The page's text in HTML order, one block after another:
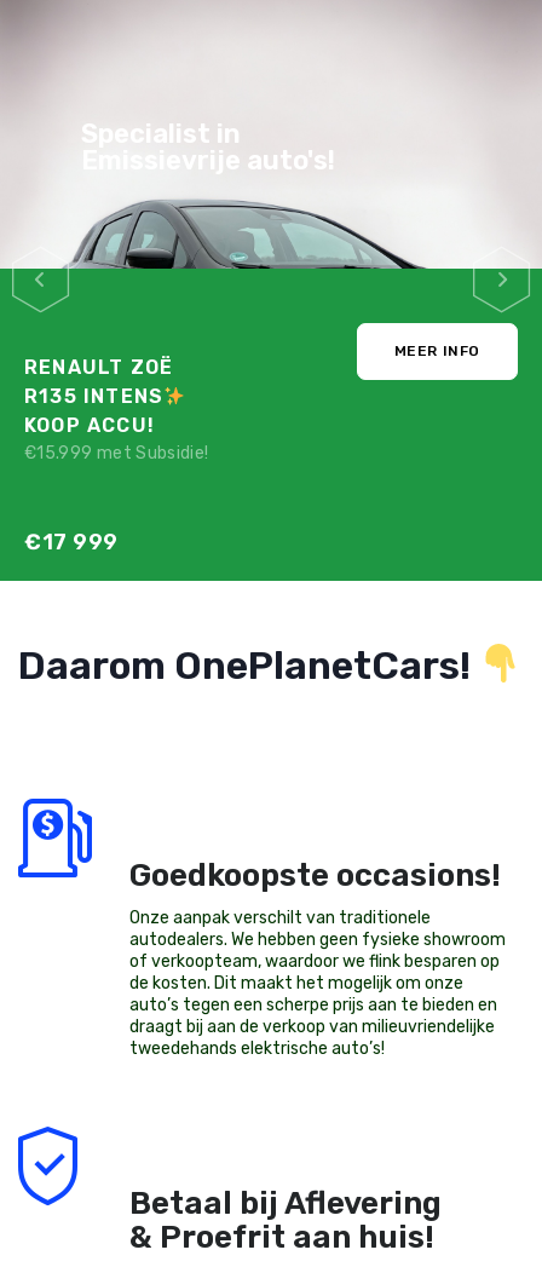
Specialist in
Emissievrije auto's!
RENAULT ZOË
R135 INTENS
KOOP ACCU!
€15.999 met Subsidie!
€17 999
MEER INFO
Daarom OnePlanetCars!
Goedkoopste occasions!
Onze aanpak verschilt van traditionele
autodealers. We hebben geen fysieke showroom
of verkoopteam, waardoor we flink besparen op
de kosten. Dit maakt het mogelijk om onze
auto’s tegen een scherpe prijs aan te bieden en
draagt bij aan de verkoop van milieuvriendelijke
tweedehands elektrische auto’s!
Betaal bij Aflevering
& Proefrit aan huis!